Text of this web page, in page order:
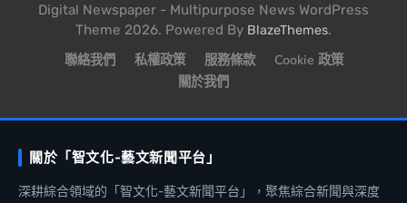
Digital Newspaper - Multipurpose News WordPress
Theme 2026. Powered By BlazeThemes.
聯絡我們 私權政策 服務條款
Cookie 政策
關於我們
關於「智文化-藝文新聞平台」
深耕綜合領域的「智文化-藝文新聞平台」，聚焦綜合新聞與深度